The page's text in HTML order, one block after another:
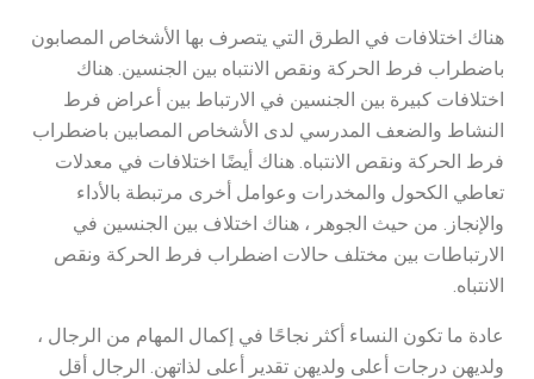
هناك اختلافات في الطرق التي يتصرف بها الأشخاص المصابون
باضطراب فرط الحركة ونقص الانتباه بين الجنسين. هناك
اختلافات كبيرة بين الجنسين في الارتباط بين أعراض فرط
النشاط والضعف المدرسي لدى الأشخاص المصابين باضطراب
فرط الحركة ونقص الانتباه. هناك أيضًا اختلافات في معدلات
تعاطي الكحول والمخدرات وعوامل أخرى مرتبطة بالأداء
والإنجاز. من حيث الجوهر ، هناك اختلاف بين الجنسين في
الارتباطات بين مختلف حالات اضطراب فرط الحركة ونقص
الانتباه.
عادة ما تكون النساء أكثر نجاحًا في إكمال المهام من الرجال ،
ولديهن درجات أعلى ولديهن تقدير أعلى لذاتهن. الرجال أقل